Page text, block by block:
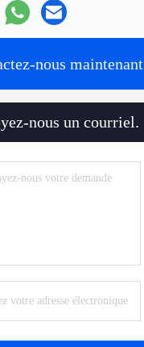
nous maintenant
nous un courriel.